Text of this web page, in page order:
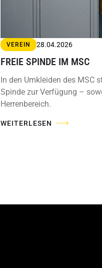
VEREIN 28.04.2026
FREIE SPINDE IM MSC
In den Umkleiden des MSC
Spinde zur Verfügung –
Herrenbereich.
WEITERLESEN